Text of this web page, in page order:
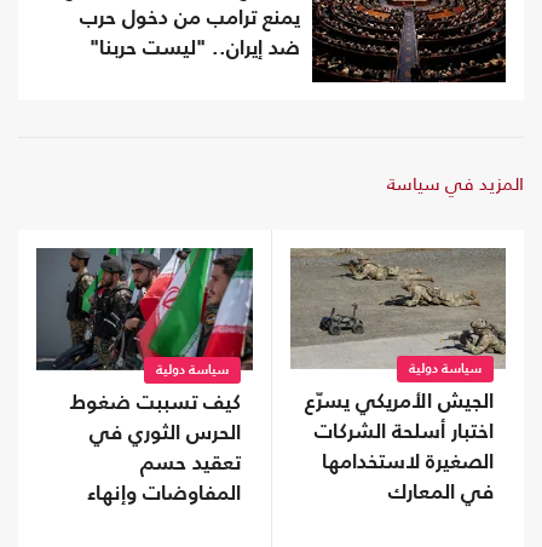
يمنع ترامب من دخول حرب
ضد إيران.. "ليست حربنا"
المزيد في سياسة
سياسة دولية
الجيش الأمريكي يسرّع
اختبار أسلحة الشركات
الصغيرة لاستخدامها
في المعارك
سياسة دولية
كيف تسببت ضغوط
الحرس الثوري في
تعقيد حسم
المفاوضات وإنهاء